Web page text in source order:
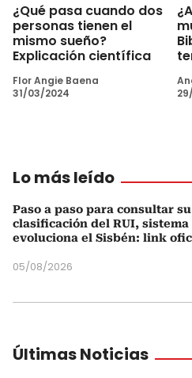
¿Qué pasa cuando dos
personas tienen el
mismo sueño?
Explicación científica
Flor Angie Baena
31/03/2024
Lo más leído
Paso a paso para consultar su
clasificación del RUI, sistema
evoluciona el Sisbén: link
05/08/2026
Últimas Noticias